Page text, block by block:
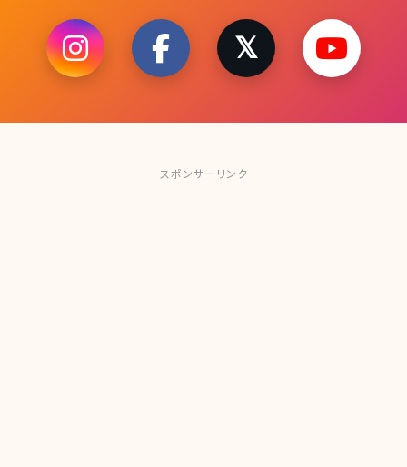
スポンサーリンク